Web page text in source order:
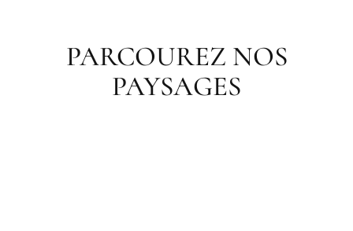
PARCOUREZ NOS
PAYSAGES